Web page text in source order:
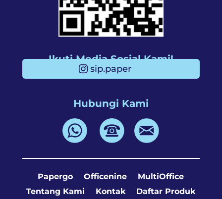
Ikuti Media Sosial Kami!
sip.paper
Hubungi Kami
Papergo Officenine
MultiOffice
Tentang Kami
Kontak Daftar Produk